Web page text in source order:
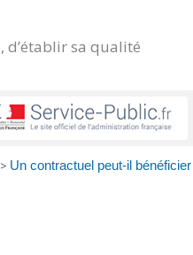
d’établir sa qualité
> Un contractuel peut-il bénéficier